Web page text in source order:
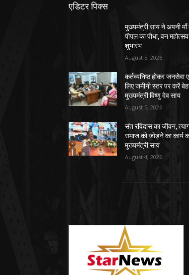
एडिटर पिक्स
मुख्यमंत्री साय ने अपनी माँ
पीपल का पौधा, वन
शुभारंभ
August 5, 2026
कर्तव्यनिष्ठ होकर
लिए जमीनी स्तर पर करें
मुख्यमंत्री विष्णु देव साय
August 5, 2026
संत रविदास का जीवन,
समाज को जोड़ने का कार्य
मुख्यमंत्री साय
August 4, 2026